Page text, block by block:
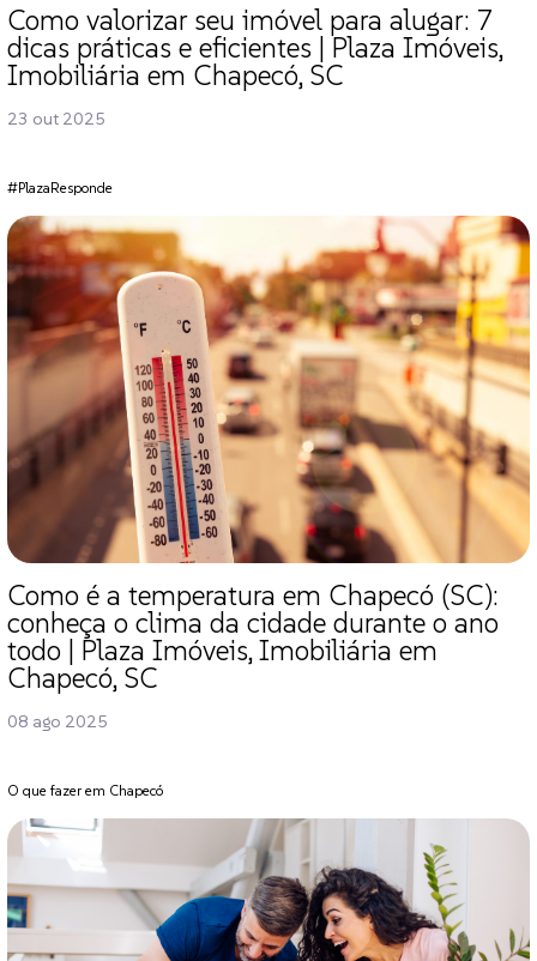
Como valorizar seu imóvel para alugar: 7
dicas práticas e eficientes | Plaza Imóveis,
Imobiliária em Chapecó, SC
23 out 2025
#PlazaResponde
Como é a temperatura em Chapecó (SC):
conheça o clima da cidade durante o ano
todo | Plaza Imóveis, Imobiliária em
Chapecó, SC
08 ago 2025
O que fazer em Chapecó